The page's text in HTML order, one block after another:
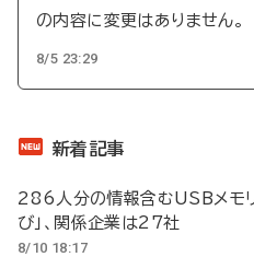
の内容に変更はありません。
8/5 23:29
新着記事
286人分の情報含むUSBメ
び」、関係企業は27社
8/10 18:17